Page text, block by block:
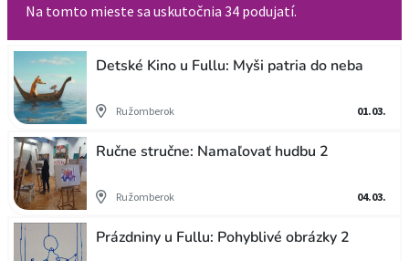
Na tomto mieste sa uskutočnia 34 podujatí.
Detské Kino u Fullu: Myši patria do neba
Ružomberok 01.03.
Ručne stručne: Namaľovať hudbu 2
Ružomberok 04.03.
Prázdniny u Fullu: Pohyblivé obrázky 2